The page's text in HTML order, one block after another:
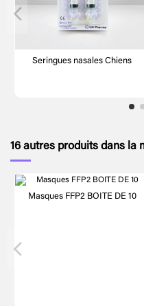
Seringues nasales Chiens
16 autres produits dans la
Masques FFP2 BOITE DE 10